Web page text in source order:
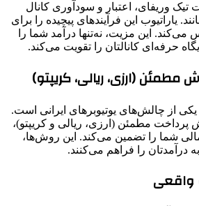
تیک وریفای، اعتبار و سودآوری کانال
یاراتیوب این فرآیندهای پیچیده را برای
این مزیت، نه‌تنها درآمد شما را
حرفه‌ای کانالتان را تقویت می‌کند.
یکی از چالش‌های یوتیوبرهای ایرانی است.
پرداخت مطمئن (ارزی، ریالی و کریپتو)،
شما را تضمین می‌کند. این روش‌ها،
را فراهم می‌کنند.